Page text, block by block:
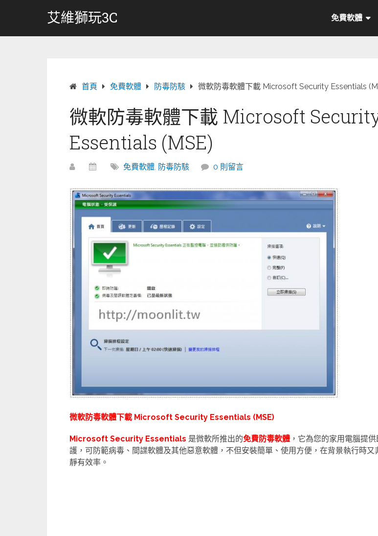
艾維獅玩3C 免費軟體
首頁 免費軟體 防毒防駭 微軟防毒軟體下載 Microsoft Security Essentials
微軟防毒軟體下載 Microsoft
Essentials (MSE)
免費軟體, 防毒防駭 0 則留言
微軟防毒軟體下載 Microsoft Security Essentials (MSE)
Microsoft Security Essentials 是微軟所推出的免費防毒軟體 ，它為您的家用電腦提
護，可防範病毒、間諜軟體及其他惡意軟體，不但安裝簡單、使用方便，在背景執行時又
靜有效率。